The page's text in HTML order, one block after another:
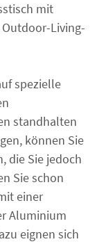
mit
Living-
spezielle
standhalten
können Sie
die Sie jedoch
Sie schon
einer
Aluminium
eignen sich